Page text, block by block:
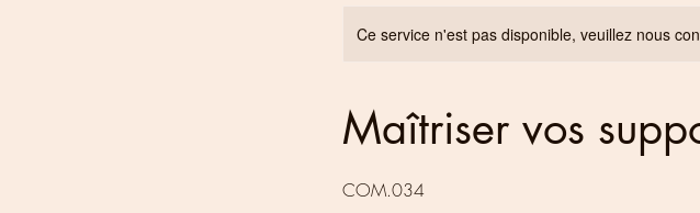
Ce service n'est pas disponible, veuillez nous
Maîtriser vos
COM.034